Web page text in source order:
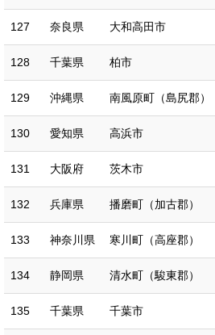
127 奈良県 大和高田市
128 千葉県 柏市
129 沖縄県 南風原町（島尻郡）
130 愛知県 高浜市
131 大阪府 茨木市
132 兵庫県 播磨町（加古郡）
133 神奈川県 寒川町（高座郡）
134 静岡県 清水町（駿東郡）
135 千葉県 千葉市